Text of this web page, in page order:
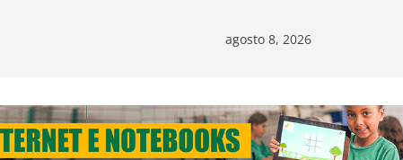
agosto 8, 2026